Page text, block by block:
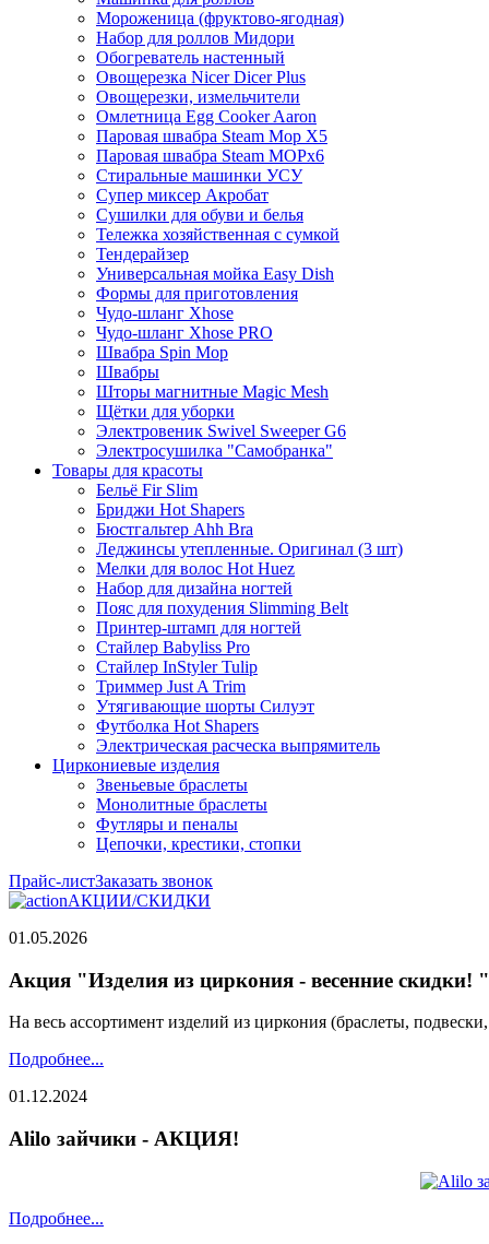
Мороженица (фруктово-ягодная)
Набор для роллов Мидори
Обогреватель настенный
Овощерезка Nicer Dicer Plus
Овощерезки, измельчители
Омлетница Egg Сooker Aaron
Паровая швабра Steam Mop X5
Паровая швабра Steam MOPх6
Стиральные машинки УСУ
Супер миксер Акробат
Сушилки для обуви и белья
Тележка хозяйственная с сумкой
Тендерайзер
Универсальная мойка Easy Dish
Формы для приготовления
Чудо-шланг Xhose
Чудо-шланг Xhose PRO
Швабра Spin Mop
Швабры
Шторы магнитные Magic Mesh
Щётки для уборки
Электровеник Swivel Sweeper G6
Электросушилка "Самобранка"
Товары для красоты
Бельё Fir Slim
Бриджи Hot Shapers
Бюстгальтер Ahh Bra
Леджинсы утепленные. Оригинал (3 шт)
Мелки для волос Hot Huez
Набор для дизайна ногтей
Пояс для похудения Slimming Belt
Принтер-штамп для ногтей
Стайлер Babyliss Pro
Стайлер InStyler Tulip
Триммер Just A Trim
Утягивающие шорты Силуэт
Футболка Hot Shapers
Электрическая расческа выпрямитель
Циркониевые изделия
Звеньевые браслеты
Монолитные браслеты
Футляры и пеналы
Цепочки, крестики, стопки
Прайс-листЗаказать звонок
АКЦИИ/СКИДКИ
01.05.2026
Акция "Изделия из циркония - весенние скидки! "
На весь ассортимент изделий из циркония (браслеты,
Подробнее...
01.12.2024
Alilo зайчики - АКЦИЯ!
Подробнее...